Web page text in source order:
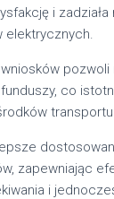
i zadziała
elektrycznych.
pozwoli
co
zapewniając
i